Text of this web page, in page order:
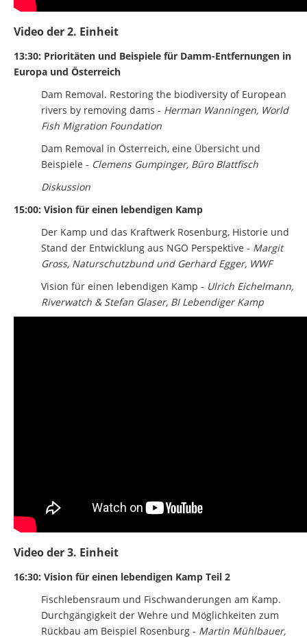
Video der 2. Einheit
13:30: Prioritäten und Beispiele für Damm-Entfernungen in
Europa und Österreich
Dam Removal. Restoring the biodiversity of European
rivers by removing dams - Herman Wanningen, World
Fish Migration Foundation
Dam Removal in Österreich, eine Übersicht und
Beispiele - Clemens Gumpinger, Büro Blattfisch
Diskussion
15:00: Vision für einen lebendigen Kamp
Der Kamp und das Kraftwerk Rosenburg, Historie und
Stand der Entwicklung aus NGO Perspektive - Margit
Gross, Naturschutzbund und Gerhard Egger, WWF
Vision für einen lebendigen Kamp - Ulrich Eichelmann,
Riverwatch & Stefan Glaser, BI Lebendiger Kamp
Video der 3. Einheit
16:30: Vision für einen lebendigen Kamp Teil 2
Fischlebensraum und Fischwanderungen am Kamp.
Durchgängigkeit der Wehre und Möglichkeiten zum
Rückbau am Beispiel Rosenburg - Martin Mühlbauer,